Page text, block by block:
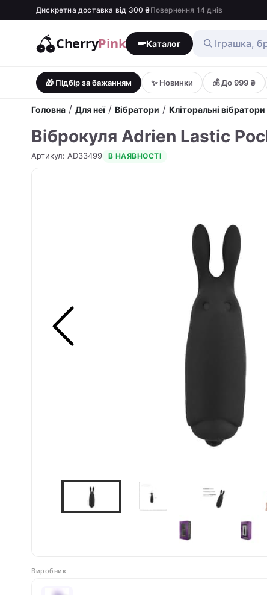
Дискретна доставка від 300 ₴Повернення 14 днів
CherryPink Каталог
🎁 Підбір за бажанням ✨ Новинки 💰 До 999 ₴
Головна / Для неї/ Вібратори / Кліторальні
Віброкуля Adrien Lastic
Артикул: AD33499 В НАЯВНОСТІ
Виробник